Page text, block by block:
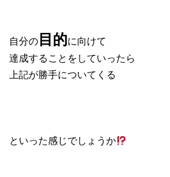
自分の目的に向けて
達成することをしていったら
上記が勝手についてくる
といった感じでしょうか